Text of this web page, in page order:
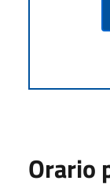
Orario